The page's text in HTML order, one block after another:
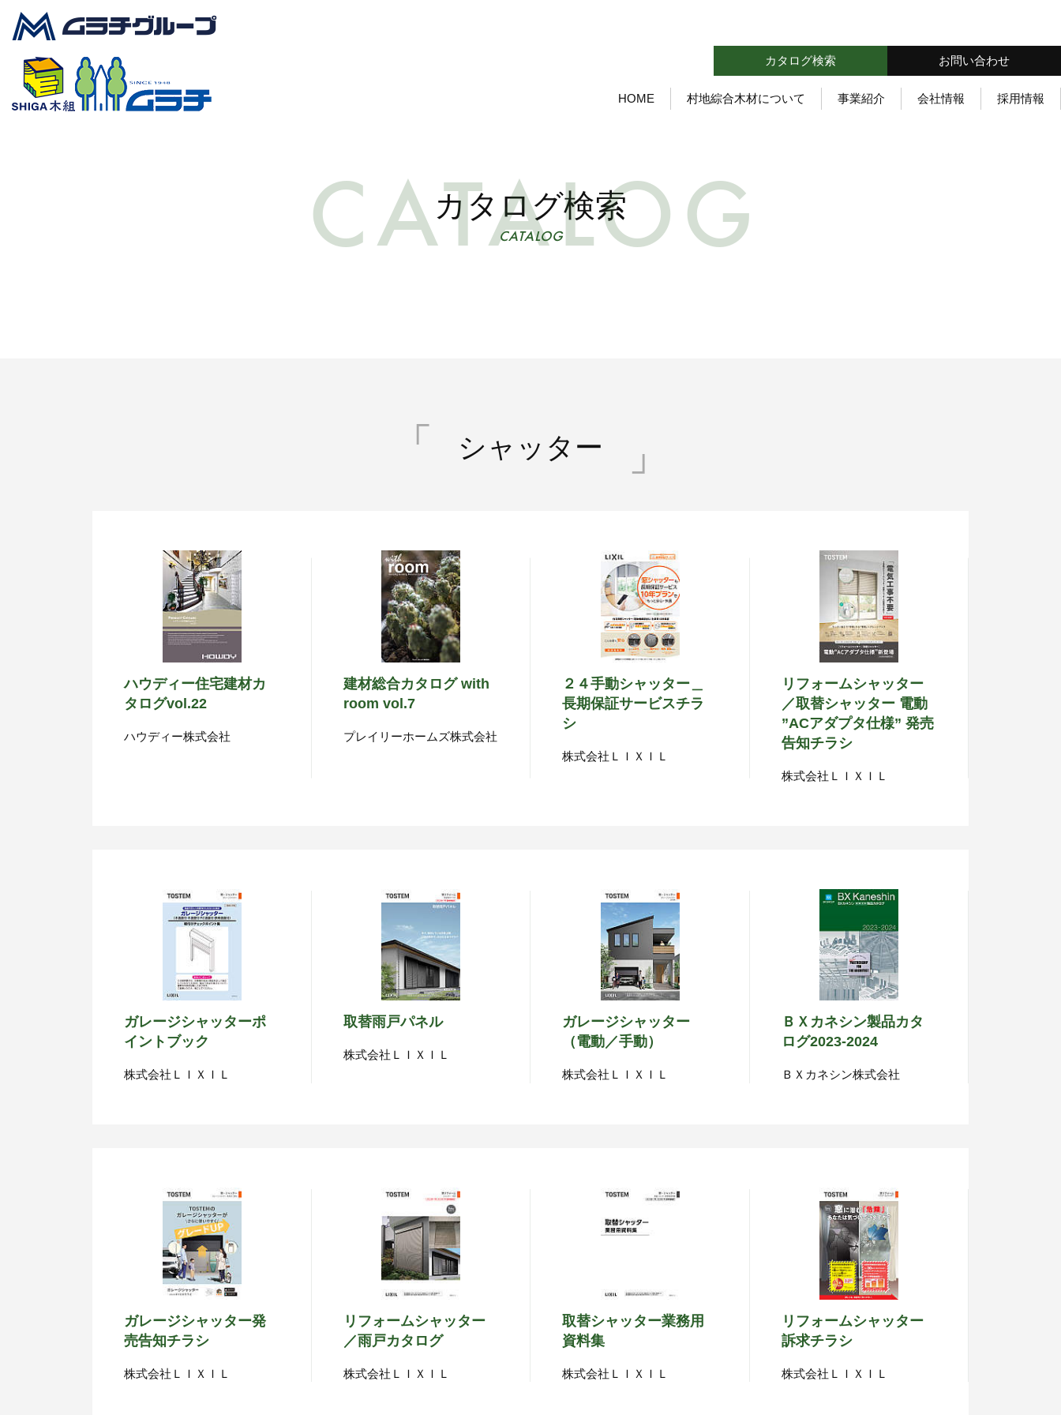
カタログ検索 お問い合わせ
HOME 村地綜合木材について 事業紹介 会社情報 採用情報
カタログ検索
CATALOG
シャッター
ハウディー住宅建材カ
タログvol.22
ハウディー株式会社
建材総合カタログ with
room vol.7
プレイリーホームズ株式会社
２４手動シャッター＿
長期保証サービスチラ
シ
株式会社ＬＩＸＩＬ
リフォームシャッター
／取替シャッター 電動
”ACアダプタ仕様” 発売
告知チラシ
株式会社ＬＩＸＩＬ
ガレージシャッターポ
イントブック
株式会社ＬＩＸＩＬ
取替雨戸パネル
株式会社ＬＩＸＩＬ
ガレージシャッター
（電動／手動）
株式会社ＬＩＸＩＬ
ＢＸカネシン製品カタ
ログ2023-2024
ＢＸカネシン株式会社
ガレージシャッター発
売告知チラシ
株式会社ＬＩＸＩＬ
リフォームシャッター
／雨戸カタログ
株式会社ＬＩＸＩＬ
取替シャッター業務用
資料集
株式会社ＬＩＸＩＬ
リフォームシャッター
訴求チラシ
株式会社ＬＩＸＩＬ